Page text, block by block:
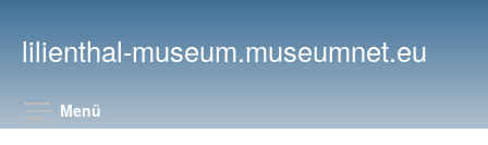
lilienthal-museum.museumnet.eu
Menü